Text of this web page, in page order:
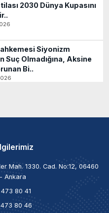
2030 Dünya Kupasını
Siyonizm
Suç Olmadığına, Aksine
Bi..
Mah. 1330. Cad. No:12, 06460
Ankara
80 41
80 46